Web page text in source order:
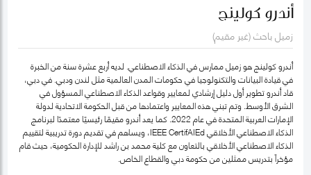
أندرو كولينج
زميل باحث (غير مقيم)
أندرو كولينج هو زميل ممارس في الذكاء الاصطناعي. لديه أربع عشرة سنة من الخبرة
في قيادة البيانات والتكنولوجيا في حكومات المدن العالمية مثل لندن ودبي. في دبي،
قاد أندرو تطوير أول دليل إرشادي لمعايير وقواعد الذكاء الاصطناعي المسؤول في
الشرق الأوسط. وتم تبني هذه المعايير واعتمادها من قبل الحكومة الاتحادية لدولة
الإمارات العربية المتحدة في عام 2022. كما يعد أندرو مقيمًا رئيسيًا معتمدًا لبرنامج
الذكاء الاصطناعي الأخلاقي IEEE CertifAIEd، ويساهم في تقديم دورة تدريبية لتقييم
الذكاء الاصطناعي الأخلاقي بالتعاون مع كلية محمد بن راشد للإدارة الحكومية، حيث قام
مؤخراً بتدريس ممثلين من حكومة دبي والقطاع الخاص.